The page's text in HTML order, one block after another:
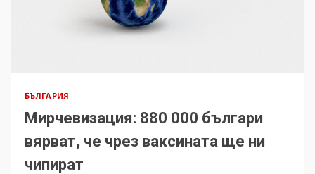
БЪЛГАРИЯ
Мирчевизация: 880 000 българи
вярват, че чрез ваксината ще ни
чипират